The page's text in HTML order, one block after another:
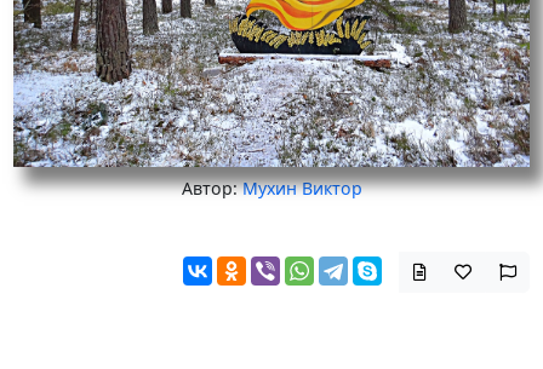
Автор:Мухин Виктор